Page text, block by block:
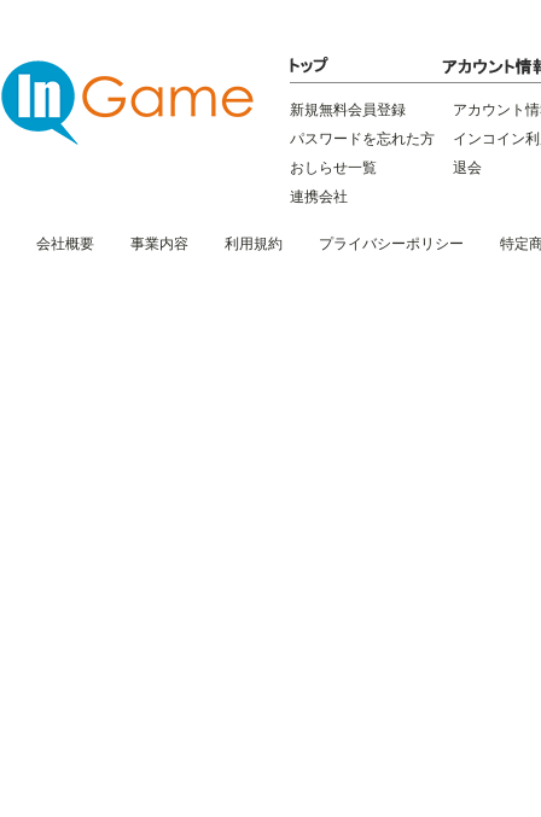
新規無料会員登録
パスワードを忘れた方
おしらせ一覧
連携会社
アカウント
インコイン
退会
会社概要 事業内容 利用規約 プライバシーポリシー 特定